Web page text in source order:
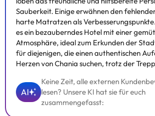
Die entsprechenden Preise könnt ihr direkt
erfragen. Alle Informationen auf dieser Seite
Unterkunft geändert werden. Wenn ihr
uns.
Sauberkeit. Einige erwähnen den
harte Matratzen als
es ein bezauberndes Hotel mit einer
Atmosphäre, ideal zum Erkunden der
für diejenigen, die einen authentischen
Herzen von Chania suchen, trotz der
AI
Keine Zeit, alle externen
lesen? Unsere KI hat sie für euch
zusammengefasst: